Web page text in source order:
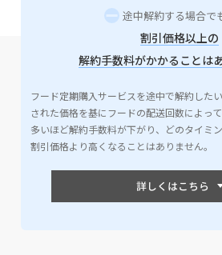
途中解約する場合で
割引価格以上の
解約手数料がかかることは
フード定期購入サービスを途中で解約した
された価格を基にフードの配送回数によっ
多いほど解約手数料が下がり、どのタイミ
割引価格より高くなることはありません。